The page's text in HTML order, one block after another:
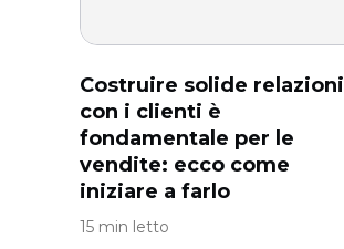
Costruire solide relazioni
con i clienti è
fondamentale per le
vendite: ecco come
iniziare a farlo
15 min letto